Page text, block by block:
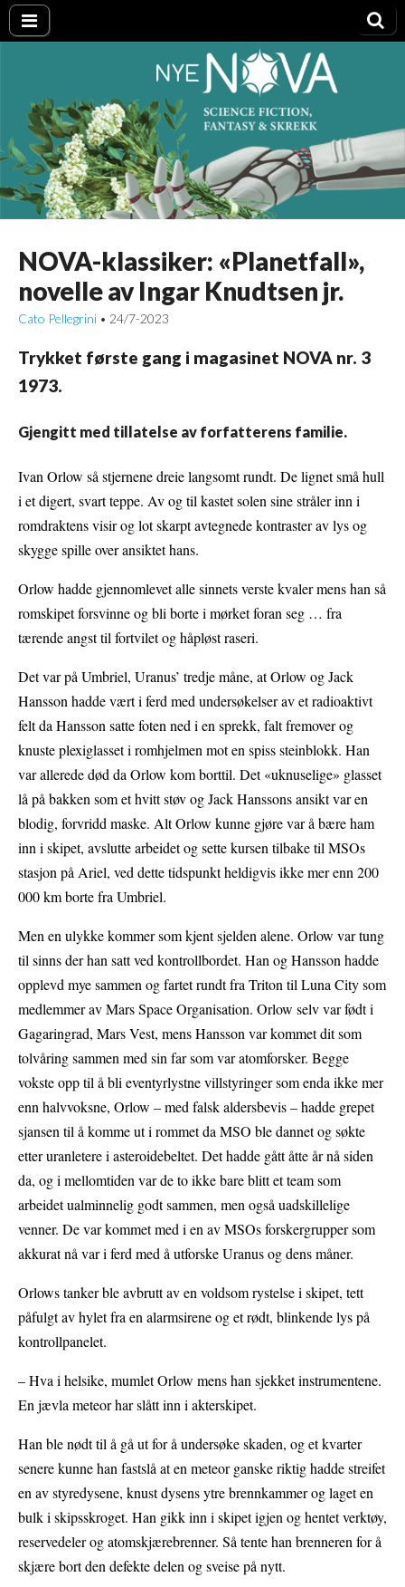
Nye NOVA
NOVA-klassiker: «Planetfall»,
novelle av Ingar Knudtsen jr.
Cato Pellegrini • 24/7-2023
Trykket første gang i magasinet NOVA nr. 3
1973.
Gjengitt med tillatelse av forfatterens familie.
Ivan Orlow så stjernene dreie langsomt rundt. De lignet små hull
i et digert, svart teppe. Av og til kastet solen sine stråler inn i
romdraktens visir og lot skarpt avtegnede kontraster av lys og
skygge spille over ansiktet hans.
Orlow hadde gjennomlevet alle sinnets verste kvaler mens han så
romskipet forsvinne og bli borte i mørket foran seg … fra
tærende angst til fortvilet og håpløst raseri.
Det var på Umbriel, Uranus’ tredje måne, at Orlow og Jack
Hansson hadde vært i ferd med undersøkelser av et radioaktivt
felt da Hansson satte foten ned i en sprekk, falt fremover og
knuste plexiglasset i romhjelmen mot en spiss steinblokk. Han
var allerede død da Orlow kom borttil. Det «uknuselige» glasset
lå på bakken som et hvitt støv og Jack Hanssons ansikt var en
blodig, forvridd maske. Alt Orlow kunne gjøre var å bære ham
inn i skipet, avslutte arbeidet og sette kursen tilbake til MSOs
stasjon på Ariel, ved dette tidspunkt heldigvis ikke mer enn 200
000 km borte fra Umbriel.
Men en ulykke kommer som kjent sjelden alene. Orlow var tung
til sinns der han satt ved kontrollbordet. Han og Hansson hadde
opplevd mye sammen og fartet rundt fra Triton til Luna City som
medlemmer av Mars Space Organisation. Orlow selv var født i
Gagaringrad, Mars Vest, mens Hansson var kommet dit som
tolvåring sammen med sin far som var atomforsker. Begge
vokste opp til å bli eventyrlystne villstyringer som enda ikke mer
enn halvvoksne, Orlow – med falsk aldersbevis – hadde grepet
sjansen til å komme ut i rommet da MSO ble dannet og søkte
etter uranletere i asteroidebeltet. Det hadde gått åtte år nå siden
da, og i mellomtiden var de to ikke bare blitt et team som
arbeidet ualminnelig godt sammen, men også uadskillelige
venner. De var kommet med i en av MSOs forskergrupper som
akkurat nå var i ferd med å utforske Uranus og dens måner.
Orlows tanker ble avbrutt av en voldsom rystelse i skipet, tett
påfulgt av hylet fra en alarmsirene og et rødt, blinkende lys på
kontrollpanelet.
– Hva i helsike, mumlet Orlow mens han sjekket instrumentene.
En jævla meteor har slått inn i akterskipet.
Han ble nødt til å gå ut for å undersøke skaden, og et kvarter
senere kunne han fastslå at en meteor ganske riktig hadde streifet
en av styredysene, knust dysens ytre brennkammer og laget en
bulk i skipsskroget. Han gikk inn i skipet igjen og hentet verktøy,
reservedeler og atomskjærebrenner. Så tente han brenneren for å
skjære bort den defekte delen og sveise på nytt.